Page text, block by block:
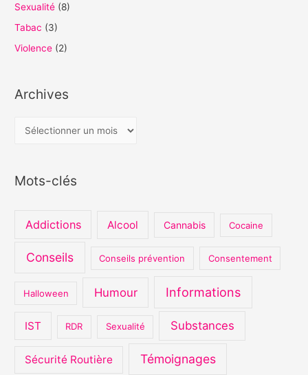
Sexualité (8)
Tabac (3)
Violence (2)
Archives
h
Mots-clés
Addictions Alcool Cannabis Cocaine
Conseils Conseils prévention Consentement
Halloween Humour Informations
IST RDR Sexualité Substances
Sécurité Routière Témoignages